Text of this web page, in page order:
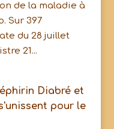
de la maladie à
Sur 397
du 28 juillet
21...
Diabré et
pour le